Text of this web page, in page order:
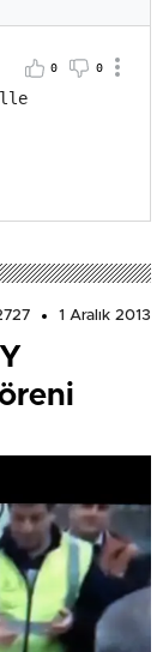
0 0
1 Aralık 2013